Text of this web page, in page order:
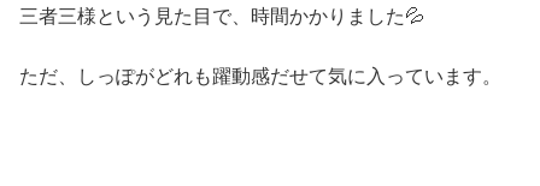
三者三様という見た目で、時間かかりました💦
ただ、しっぽがどれも躍動感だせて気に入っています。